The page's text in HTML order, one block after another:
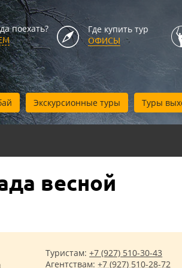
поехать? Где купить тур
ОФИСЫ
Экскурсионные туры Туры
весной
Туристам:+7 (927) 510-30-43
Агентствам:+7 (927) 510-28-72